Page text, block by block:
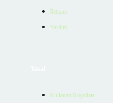
İletişim
Yardım
Kullanım Koşulları